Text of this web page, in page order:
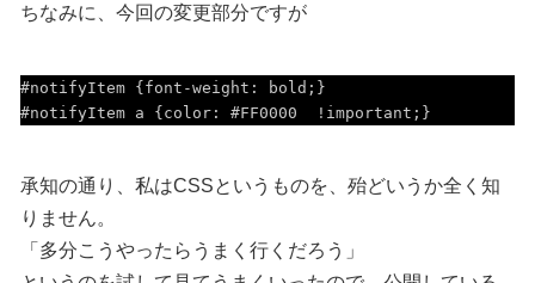
ちなみに、今回の変更部分ですが
#notifyItem {font-weight: bold;}
承知の通り、私はCSSというものを、殆どいうか全く知
りません。
「多分こうやったらうまく行くだろう」